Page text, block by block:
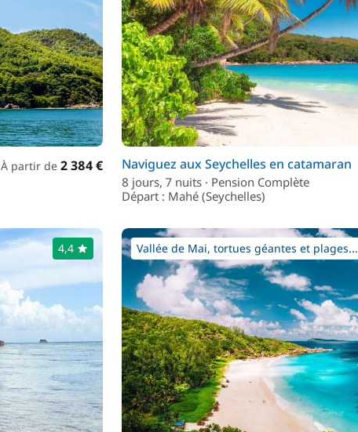
À partir de 2 384 € Naviguez aux Seychelles en catamaran
8 jours, 7 nuits · Pension Complète
Départ : Mahé (Seychelles)
4,4 Vallée de Mai, tortues géantes et plages...